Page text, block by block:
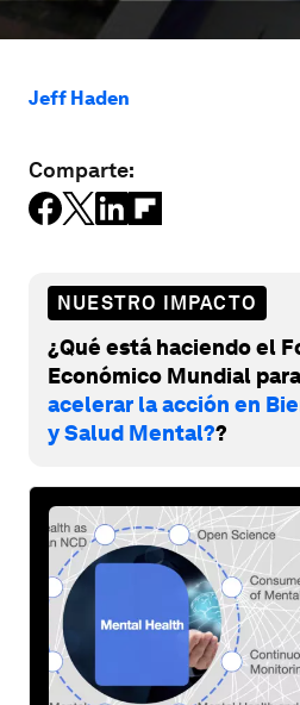
Jeff Haden
Comparte:
NUESTRO IMPACTO
¿Qué está haciendo el
Económico Mundial para
acelerar la acción en
y Salud Mental??